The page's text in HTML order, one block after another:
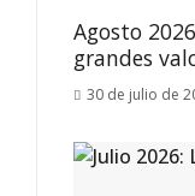
Agosto
grandes
30 de julio de